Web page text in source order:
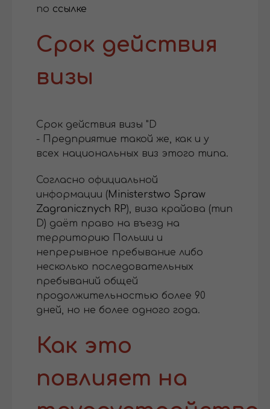
по ссылке
Срок действия
визы
Срок действия визы "D
- Предприятие такой же, как и у
всех национальных виз этого типа.
Согласно официальной
информации (Ministerstwo Spraw
Zagranicznych RP), виза крайова (тип
D) даёт право на въезд на
территорию Польши и
непрерывное пребывание либо
несколько последовательных
пребываний общей
продолжительностью более 90
дней, но не более одного года.
Как это
повлияет на